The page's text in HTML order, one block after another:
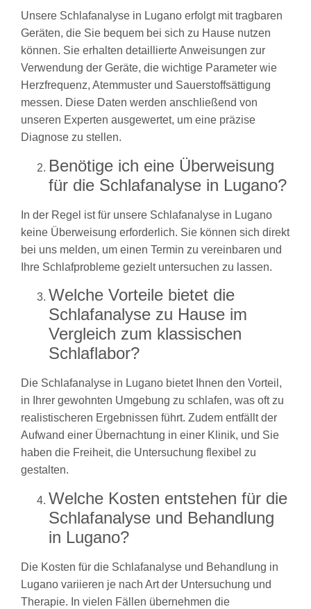
Unsere Schlafanalyse in Lugano erfolgt mit tragbaren
Geräten, die Sie bequem bei sich zu Hause nutzen
können. Sie erhalten detaillierte Anweisungen zur
Verwendung der Geräte, die wichtige Parameter wie
Herzfrequenz, Atemmuster und Sauerstoffsättigung
messen. Diese Daten werden anschließend von
unseren Experten ausgewertet, um eine präzise
Diagnose zu stellen.
Benötige ich eine Überweisung
für die Schlafanalyse in Lugano?
In der Regel ist für unsere Schlafanalyse in Lugano
keine Überweisung erforderlich. Sie können sich direkt
bei uns melden, um einen Termin zu vereinbaren und
Ihre Schlafprobleme gezielt untersuchen zu lassen.
Welche Vorteile bietet die
Schlafanalyse zu Hause im
Vergleich zum klassischen
Schlaflabor?
Die Schlafanalyse in Lugano bietet Ihnen den Vorteil,
in Ihrer gewohnten Umgebung zu schlafen, was oft zu
realistischeren Ergebnissen führt. Zudem entfällt der
Aufwand einer Übernachtung in einer Klinik, und Sie
haben die Freiheit, die Untersuchung flexibel zu
gestalten.
Welche Kosten entstehen für die
Schlafanalyse und Behandlung
in Lugano?
Die Kosten für die Schlafanalyse und Behandlung in
Lugano variieren je nach Art der Untersuchung und
Therapie. In vielen Fällen übernehmen die